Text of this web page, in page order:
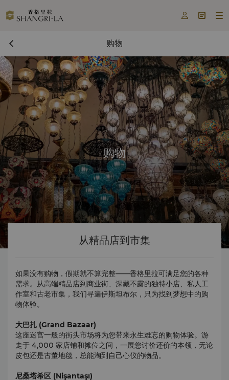
  
购物
购物
从精品店到市集
如果没有购物，假期就不算完整——香格里拉可满足您的各种
需求。从高端精品店到商业街、深藏不露的独特小店、私人工
作室和古老市集，我们寻遍伊斯坦布尔，只为找到梦想中的购
物体验。
大巴扎 (Grand Bazaar)
这座迷宫一般的街头市场将为您带来永生难忘的购物体验。游
走于 4,000 家店铺和摊位之间，一展您讨价还价的本领，无论
皮包还是古董地毯，总能淘到自己心仪的物品。
尼桑塔希区 (Nişantaşı)